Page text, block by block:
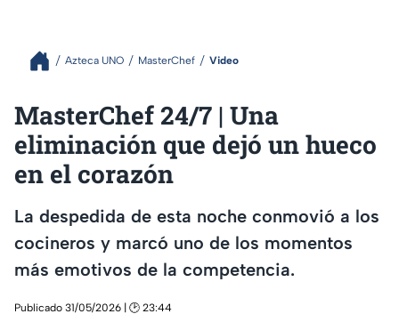
Azteca UNO MasterChef Video
MasterChef 24/7 | Una
eliminación que dejó un hueco
en el corazón
La despedida de esta noche conmovió a los
cocineros y marcó uno de los momentos
más emotivos de la competencia.
Publicado 31/05/2026 | 🕑 23:44